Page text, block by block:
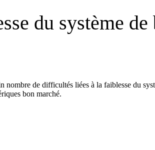
du système
nombre de difficultés liées à la faiblesse du
bon marché.